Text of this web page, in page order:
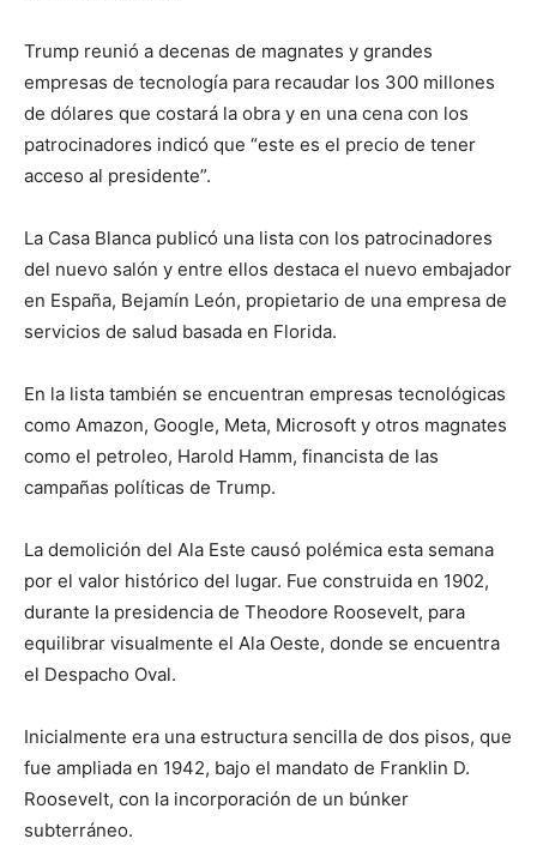
Trump reunió a decenas de magnates y grandes
empresas de tecnología para recaudar los 300 millones
de dólares que costará la obra y en una cena con los
patrocinadores indicó que “este es el precio de tener
acceso al presidente”.
La Casa Blanca publicó una lista con los patrocinadores
del nuevo salón y entre ellos destaca el nuevo embajador
en España, Bejamín León, propietario de una empresa de
servicios de salud basada en Florida.
En la lista también se encuentran empresas tecnológicas
como Amazon, Google, Meta, Microsoft y otros magnates
como el petroleo, Harold Hamm, financista de las
campañas políticas de Trump.
La demolición del Ala Este causó polémica esta semana
por el valor histórico del lugar. Fue construida en 1902,
durante la presidencia de Theodore Roosevelt, para
equilibrar visualmente el Ala Oeste, donde se encuentra
el Despacho Oval.
Inicialmente era una estructura sencilla de dos pisos, que
fue ampliada en 1942, bajo el mandato de Franklin D.
Roosevelt, con la incorporación de un búnker
subterráneo.